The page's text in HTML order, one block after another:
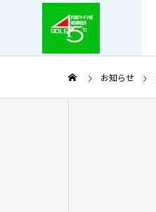
お知らせ